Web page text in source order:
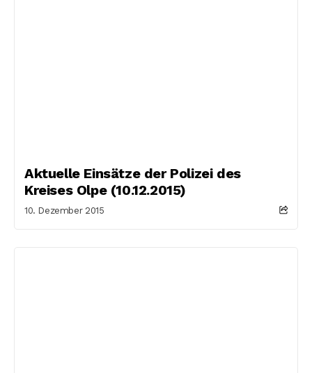
Aktuelle Einsätze der Polizei des
Kreises Olpe (10.12.2015)
10. Dezember 2015